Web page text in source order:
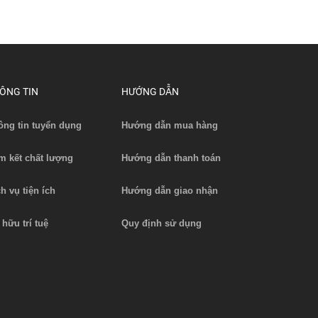
TIN
tin tuyển dụng
kết chất lượng
vụ tiện ích
hữu trí tuệ
HƯỚNG DẪN
Hướng dẫn mua hàng
Hướng dẫn thanh toán
Hướng dẫn giao nhận
Quy định sử dụng